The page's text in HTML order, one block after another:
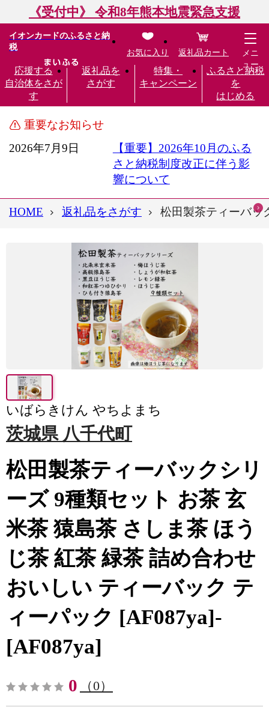
《受付中》 令和8年熊本地震緊急支援
イオンカードのふるさと納
税
応援する
自治体をさが
す
返礼品を
さがす
特集・
キャンペーン
ふるさと納税
を
はじめる
お気に入り 返礼品カート
メニ
ュー
重要なお知らせ
2026年7月9日
【重要】2026年10月のふる
さと納税制度改正に伴う影
響について
HOME 返礼品をさがす 松田製茶ティーバッ
いばらきけん やちよまち
茨城県 八千代町
松田製茶ティーバックシリ
ーズ 9種類セット お茶 玄
米茶 猿島茶 さしま茶 ほう
じ茶 紅茶 緑茶 詰め合わせ
おいしい ティーバック テ
ィーパック [AF087ya]-
[AF087ya]
0 （0）